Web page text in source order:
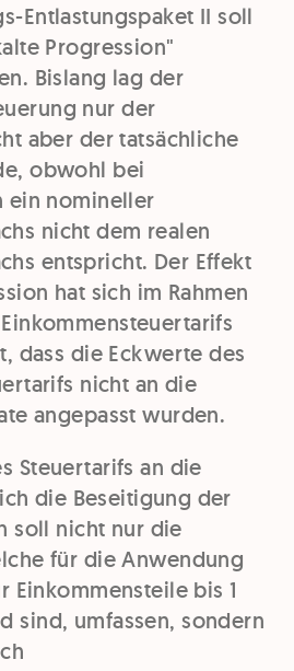
Entlastungspaket II soll
Progression"
Bislang lag der
nur der
aber der tatsächliche
obwohl bei
ein nomineller
nicht dem realen
entspricht. Der Effekt
hat sich im Rahmen
dass die Eckwerte des
nicht an die
angepasst wurden.
Steuertarifs an die
die Beseitigung der
soll nicht nur die
für die Anwendung
Einkommensteile bis 1
sind, umfassen, sondern